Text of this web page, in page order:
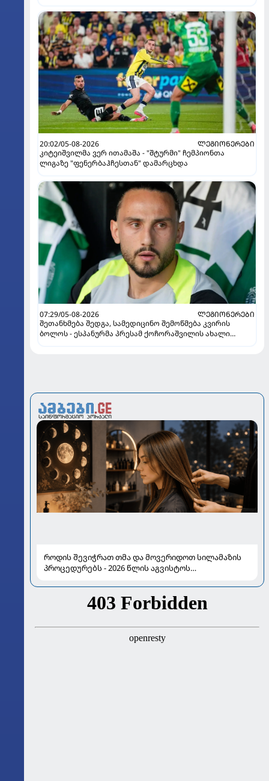
20:02/05-08-2026
ᲚᲔᲒᲘᲝᲜᲔᲠᲔᲑᲘ
კიტეიშვილმა ვერ ითამაშა - "შტურმი" ჩემპიონთა
ლიგაზე "ფენერბაჰჩესთან" დამარცხდა
07:29/05-08-2026
ᲚᲔᲒᲘᲝᲜᲔᲠᲔᲑᲘ
შეთანხმება შედგა, სამედიცინო შემოწმება კვირის
ბოლოს - ესპანურმა პრესამ ქოჩორაშვილის ახალი
როდის შევიჭრათ თმა და მოვერიდოთ სილამაზის
პროცედურებს - 2026 წლის აგვისტოს